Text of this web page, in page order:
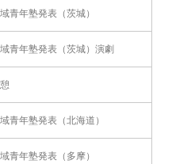
青年塾発表（茨城）
青年塾発表（茨城）演劇
青年塾発表（北海道）
青年塾発表（多摩）